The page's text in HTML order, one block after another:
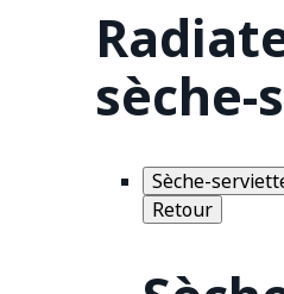
Sèche-
Retour